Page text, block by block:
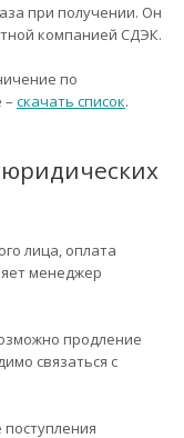
при получении. Он
компанией СДЭК.
по
– скачать список.
лица, оплата
менеджер
продление
связаться с
поступления